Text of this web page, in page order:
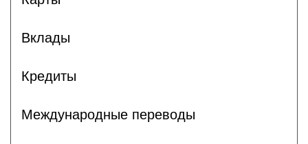
Вклады
Кредиты
Международные переводы